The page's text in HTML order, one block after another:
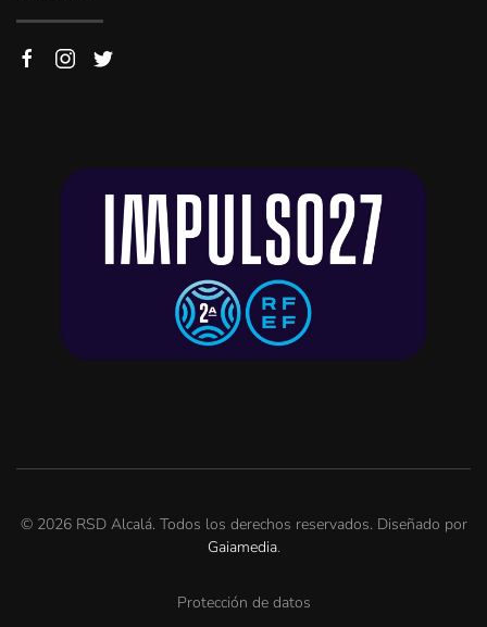
© 2026RSD Alcalá. Todos los derechos reservados. Diseñado por
Gaiamedia.
Protección de datos